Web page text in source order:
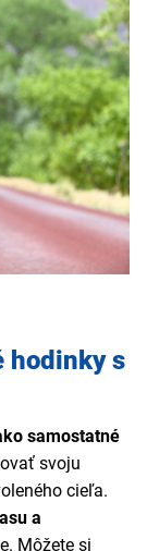
hodinky s
samostatné
svoju
cieľa.
a
Môžete si